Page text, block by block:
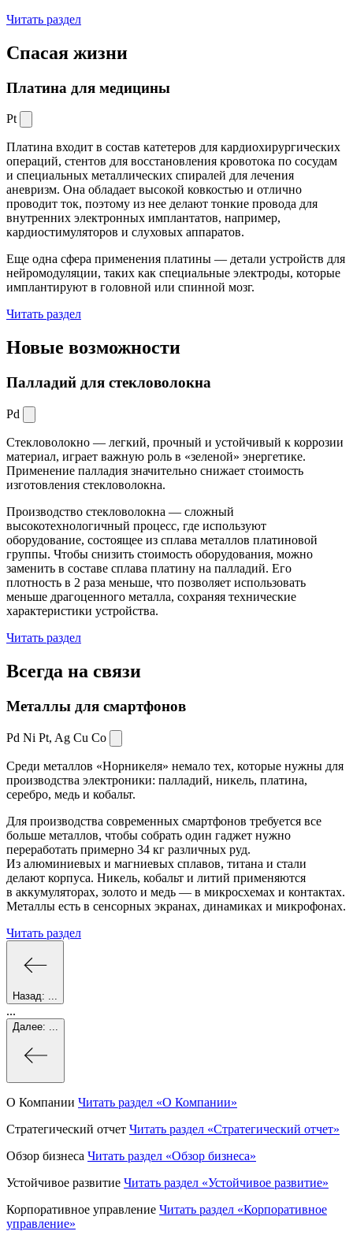
Читать раздел
Спасая жизни
Платина для медицины
Pt
Платина входит в состав катетеров для кардиохирургических
операций, стентов для восстановления кровотока по сосудам
и специальных металлических спиралей для лечения
аневризм. Она обладает высокой ковкостью и отлично
проводит ток, поэтому из нее делают тонкие провода для
внутренних электронных имплантатов, например,
кардиостимуляторов и слуховых аппаратов.
Еще одна сфера применения платины — детали устройств для
нейромодуляции, таких как специальные электроды, которые
имплантируют в головной или спинной мозг.
Читать раздел
Новые возможности
Палладий для стекловолокна
Pd
Стекловолокно — легкий, прочный и устойчивый к коррозии
материал, играет важную роль в «зеленой» энергетике.
Применение палладия значительно снижает стоимость
изготовления стекловолокна.
Производство стекловолокна — сложный
высокотехнологичный процесс, где используют
оборудование, состоящее из сплава металлов платиновой
группы. Чтобы снизить стоимость оборудования, можно
заменить в составе сплава платину на палладий. Его
плотность в 2 раза меньше, что позволяет использовать
меньше драгоценного металла, сохраняя технические
характеристики устройства.
Читать раздел
Всегда на связи
Металлы для смартфонов
Pd Ni Pt, Ag Cu Co
Среди металлов «Норникеля» немало тех, которые нужны для
производства электроники: палладий, никель, платина,
серебро, медь и кобальт.
Для производства современных смартфонов требуется все
больше металлов, чтобы собрать один гаджет нужно
переработать примерно 34 кг различных руд.
Из алюминиевых и магниевых сплавов, титана и стали
делают корпуса. Никель, кобальт и литий применяются
в аккумуляторах, золото и медь — в микросхемах и контактах.
Металлы есть в сенсорных экранах, динамиках и микрофонах.
Читать раздел
Назад:
...
Далее:
О Компании Читать раздел «О Компании»
Стратегический отчет Читать раздел «Стратегический отчет»
Обзор бизнеса Читать раздел «Обзор бизнеса»
Устойчивое развитие Читать раздел «Устойчивое развитие»
Корпоративное управление Читать раздел «Корпоративное
управление»